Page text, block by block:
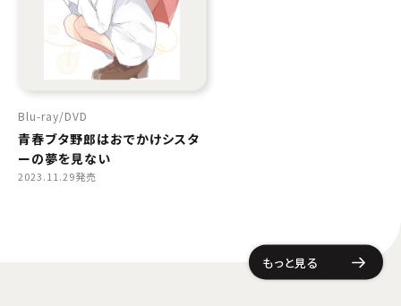
Blu-ray DVD
青春ブタ野郎はおでかけシスタ
ーの夢を見ない
2023.11.29発売
もっと見る